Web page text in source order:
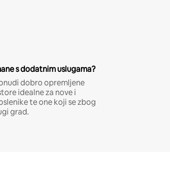
s dodatnim uslugama?
dobro opremljene
idealne za nove i
te one koji se zbog
grad.